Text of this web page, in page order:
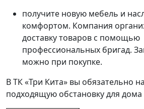
получите новую мебель и
комфортом. Компания
доставку товаров с помощью
профессиональных бригад.
можно при покупке.
В ТК «Три Кита» вы обязательно
подходящую обстановку для